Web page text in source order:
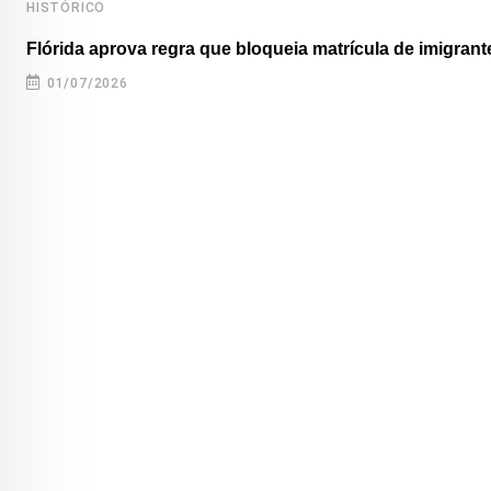
HISTÓRICO
Flórida aprova regra que bloqueia matrícula de
01/07/2026